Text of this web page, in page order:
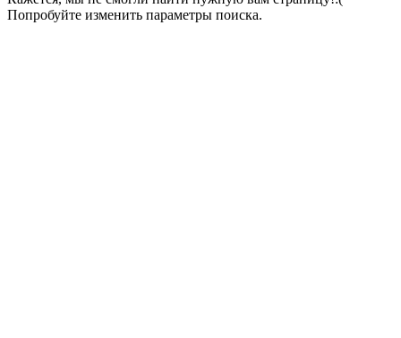
Попробуйте изменить параметры поиска.